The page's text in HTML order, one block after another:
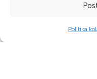
Politika
Mikrofin do 18 rata